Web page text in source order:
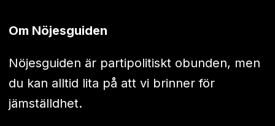
Om Nöjesguiden
Nöjesguiden är partipolitiskt obunden, men
du kan alltid lita på att vi brinner för
jämställdhet.